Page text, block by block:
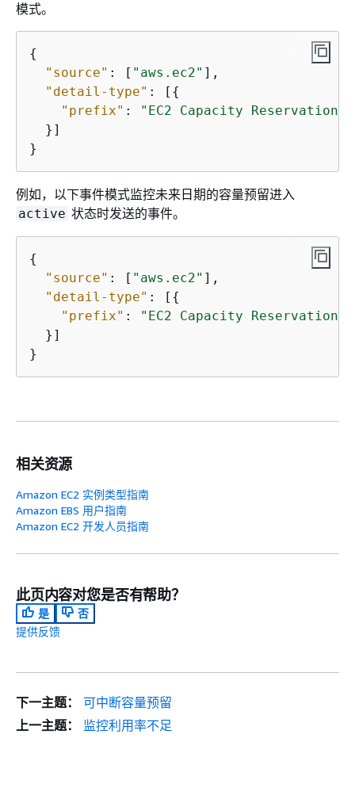
模式。
{
"source" : [ "aws.ec2" ],
"detail-type" : [ {
"prefix" : "EC2 Capacity Reservation
  }]
}
例如，以下事件模式监控未来日期的容量预留进入
active 状态时发送的事件。
{
"source" : [ "aws.ec2" ],
"detail-type" : [ {
"prefix" :
"EC2 Capacity Reservation
  }]
}
相关资源
Amazon EC2 实例类型指南
Amazon EBS 用户指南
Amazon EC2 开发人员指南
此页内容对您是否有帮助？
是
否
提供反馈
下一主题：
可中断容量预留
上一主题：
监控利用率不足